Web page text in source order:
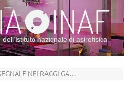
nazionale di astrofisica
INTEGRAL: NESSUN SEGNALE NEI RAGGI GAMMA